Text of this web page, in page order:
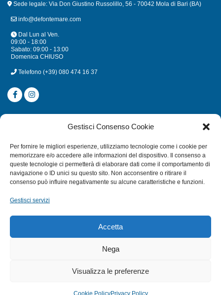
Gestisci Consenso Cookie
Per fornire le migliori esperienze, utilizziamo tecnologie come i cookie per
memorizzare e/o accedere alle informazioni del dispositivo. Il consenso a
queste tecnologie ci permetterà di elaborare dati come il comportamento di
navigazione o ID unici su questo sito. Non acconsentire o ritirare il
consenso può influire negativamente su alcune caratteristiche e funzioni.
Gestisci servizi
Accetta
Nega
Visualizza le preferenze
Cookie PolicyPrivacy Policy
Sede legale: Via Don Giustino Russolillo, 56 - 70042 Mola di Bari (BA)
info@defontemare.com
Dal Lun al Ven.
09:00 - 18:00
Sabato: 09:00 - 13:00
Domenica CHIUSO
Telefono (+39) 080 474 16 37
CATEGORIE
MULINELLI
CANNE
ACCESSORI NAUTICI
TERMINI E CONDIZIONI